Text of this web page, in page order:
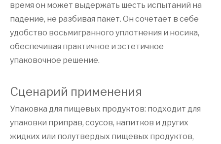
время он может выдержать шесть испытаний на
падение, не разбивая пакет. Он сочетает в себе
удобство восьмигранного уплотнения и носика,
обеспечивая практичное и эстетичное
упаковочное решение.
Сценарий применения
Упаковка для пищевых продуктов: подходит для
упаковки приправ, соусов, напитков и других
жидких или полутвердых пищевых продуктов,